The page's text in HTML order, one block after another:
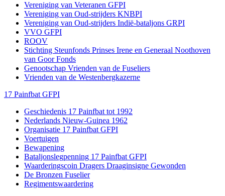
Vereniging van Veteranen GFPI
Vereniging van Oud-strijders KNBPI
Vereniging van Oud-strijders Indië-bataljons GRPI
VVO GFPI
ROOV
Stichting Steunfonds Prinses Irene en Generaal Noothoven
van Goor Fonds
Genootschap Vrienden van de Fuseliers
Vrienden van de Westenbergkazerne
17 Painfbat GFPI
Geschiedenis 17 Painfbat tot 1992
Nederlands Nieuw-Guinea 1962
Organisatie 17 Painfbat GFPI
Voertuigen
Bewapening
Bataljonslegpenning 17 Painfbat GFPI
Waarderingscoin Dragers Draaginsigne Gewonden
De Bronzen Fuselier
Regimentswaardering